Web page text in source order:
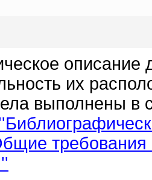
описание
их
выполнены в
требования